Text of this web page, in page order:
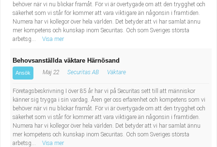
behöver när vi nu blickar framåt. För vi är övertygade om att den trygghet och
säkerhet som vi står för kommer att vara viktigare än någonsin i framtiden.
Numera har vi kollegor över hela världen. Det betyder att vi har samlat ännu
mer kompetens och kunskap inom Securitas. Och som Sveriges största
arbetsg...
Visa mer
Behovsanställda väktare Härnösand
Ansök Maj 22 Securitas AB Väktare
Företagsbeskrivning I över 85 år har vi på Securitas sett till att människor
känner sig trygga i sin vardag. Åren ger oss erfarenhet och kompetens som vi
behöver när vi nu blickar framåt. För vi är övertygade om att den trygghet och
säkerhet som vi står för kommer att vara viktigare än någonsin i framtiden.
Numera har vi kollegor över hela världen. Det betyder att vi har samlat ännu
mer kompetens och kunskap inom Securitas. Och som Sveriges största
arbetsg...
Visa mer